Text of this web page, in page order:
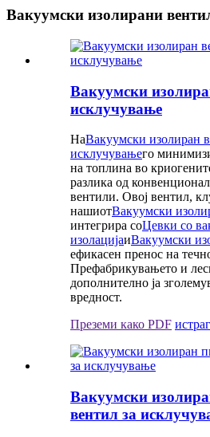
Вакуумски изолирани
Вакуумски
исклучување
НаВакуумски изолиран
исклучувањего
на топлина во
разлика од
вентили. Овој вентил,
нашиотВакуумски
интегрира соЦевки со
изолацијаиВакуумски
ефикасен пренос на
Префабрикувањето и
дополнително ја
вредност.
Преземи како PDF
Вакуумски
вентил за